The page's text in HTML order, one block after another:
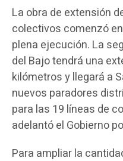
La obra de extensión
colectivos comenzó
plena ejecución. La
del Bajo tendrá una
kilómetros y llegará a
nuevos paradores
para las 19 líneas de
adelantó el Gobierno
Para ampliar la